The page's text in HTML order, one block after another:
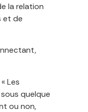
la relation
et de
« Les
quelque
ou non,